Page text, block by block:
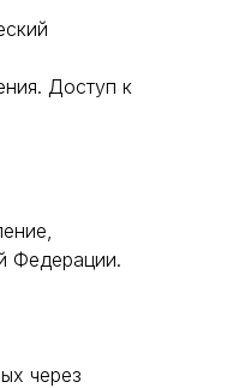
Доступ к
Федерации.
через